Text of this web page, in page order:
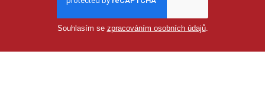
Souhlasím se zpracováním osobních údajů.